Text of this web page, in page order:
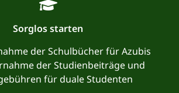
Sorglos starten
der Schulbücher für Azubis
der Studienbeiträge und
für duale Studenten